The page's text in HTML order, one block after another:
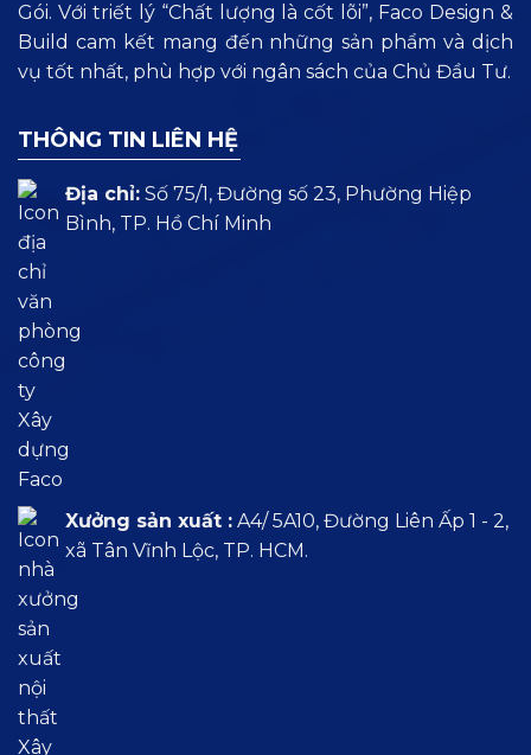
Gói. Với triết lý “Chất lượng là cốt lõi”, Faco Design &
Build cam kết mang đến những sản phẩm và dịch
vụ tốt nhất, phù hợp với ngân sách của Chủ Đầu Tư.
THÔNG TIN LIÊN HỆ
Địa chỉ: Số 75/1, Đường số 23, Phường Hiệp
Bình, TP. Hồ Chí Minh
Xưởng sản xuất : A4/ 5A10, Đường Liên Ấp 1 - 2,
xã Tân Vĩnh Lộc, TP. HCM.